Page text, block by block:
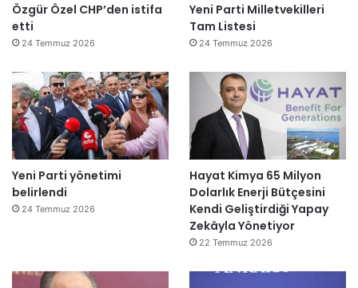
Özgür Özel CHP’den istifa
etti
24 Temmuz 2026
Yeni Parti Milletvekilleri
Tam Listesi
24 Temmuz 2026
Yeni Parti yönetimi
belirlendi
24 Temmuz 2026
Hayat Kimya 65 Milyon
Dolarlık Enerji Bütçesini
Kendi Geliştirdiği Yapay
Zekâyla Yönetiyor
22 Temmuz 2026